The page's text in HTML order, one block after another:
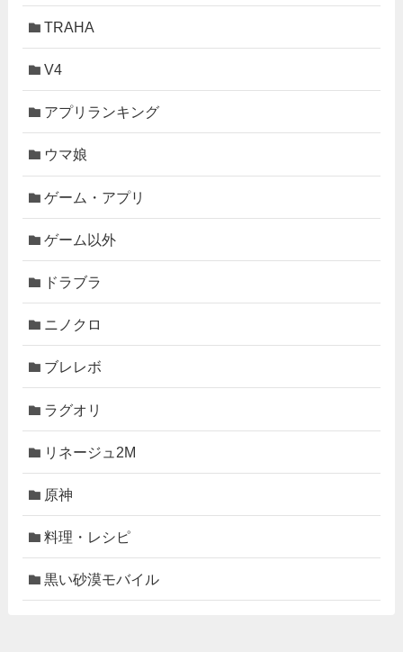
TRAHA
V4
アプリランキング
ウマ娘
ゲーム・アプリ
ゲーム以外
ドラブラ
ニノクロ
ブレレボ
ラグオリ
リネージュ2M
原神
料理・レシピ
黒い砂漠モバイル